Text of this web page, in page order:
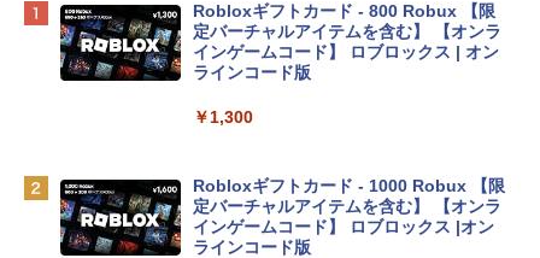
Apple 2026 MacBook Neo A18 Proチッ
プ搭載13インチノートブック：AIとAppl
e Intelligenceのために設計、Liquid Ret
inaディスプレイ、8GBユニファイドメモ
eTime HDカメラ、Touch ID - インディ
￥137,800
tomtoc 360°保護 15.6 16インチ パソコ
Robloxギフトカード - 800 Robux 【限
定バーチャルアイテムを含む】 【オンラ
インゲームコード】 ロブロックス | オン
ラインコード版
￥1,300
Robloxギフトカード - 1000 Robux 【限
定バーチャルアイテムを含む】 【オンラ
インゲームコード】 ロブロックス |オン
ラインコード版